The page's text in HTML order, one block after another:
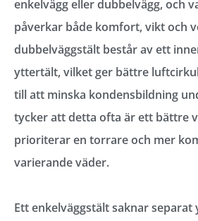
enkelvägg eller dubbelvägg, och
påverkar både komfort, vikt och
dubbelväggstält består av ett
yttertält, vilket ger bättre
till att minska kondensbildning
tycker att detta ofta är ett bättre
prioriterar en torrare och mer
varierande väder.
Ett enkelväggstält saknar